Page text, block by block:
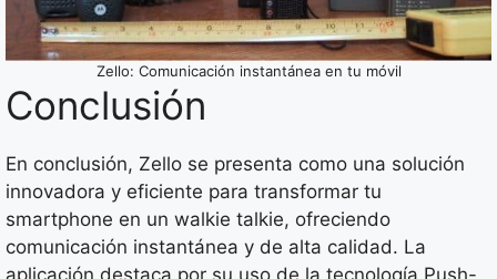
Zello: Comunicación instantánea en tu móvil
Conclusión
En conclusión, Zello se presenta como una solución
innovadora y eficiente para transformar tu
smartphone en un walkie talkie, ofreciendo
comunicación instantánea y de alta calidad. La